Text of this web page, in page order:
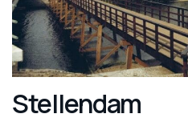
Stellendam